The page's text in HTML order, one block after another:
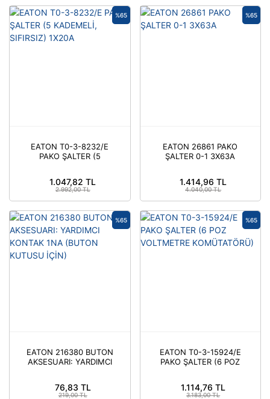
EATON T0-3-8232/E
PAKO ŞALTER (5
%65
1.047,82 TL
2.992,00 TL
EATON 26861 PAKO
ŞALTER 0-1 3X63A
%65
1.414,96 TL
4.040,00 TL
EATON 216380 BUTON
AKSESUARI: YARDIMCI
%65
76,83 TL
219,00 TL
EATON T0-3-15924/E
PAKO ŞALTER (6 POZ
%65
1.114,76 TL
3.183,00 TL